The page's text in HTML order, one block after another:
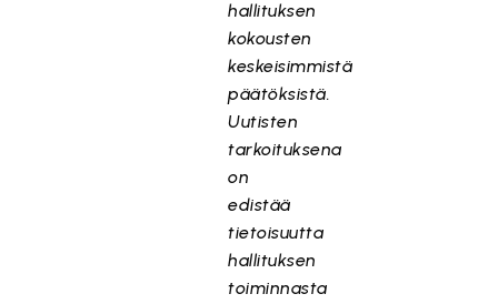
hallituksen
kokousten
keskeisimmistä
päätöksistä.
Uutisten
tarkoituksena
on
edistää
tietoisuutta
hallituksen
toiminnasta